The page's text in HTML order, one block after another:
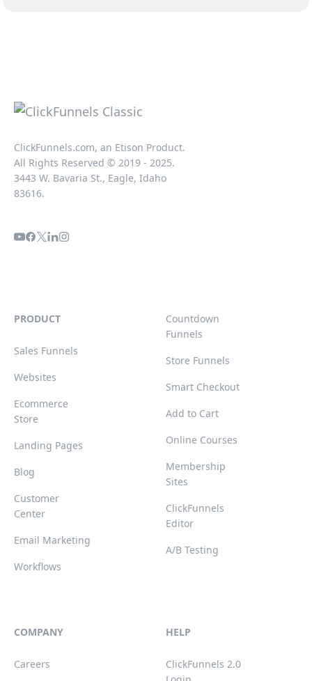
ClickFunnels.com, an Etison Product.
All Rights Reserved © 2019 - 2025.
3443 W. Bavaria St., Eagle, Idaho
83616.
PRODUCT
Sales Funnels
Websites
Ecommerce
Store
Landing Pages
Blog
Customer
Center
Email Marketing
Workflows
Countdown
Funnels
Store Funnels
Smart Checkout
Add to Cart
Online Courses
Membership
Sites
ClickFunnels
Editor
A/B Testing
COMPANY
Careers
HELP
ClickFunnels 2.0